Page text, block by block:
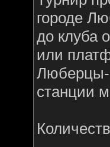
городе
до клуба
или
Люберцы-
станции